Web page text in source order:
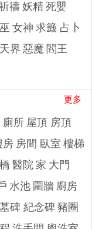
禱 妖精 死嬰
女神 求籤 占卜
天界 惡魔 閻王
更多
廁所 屋頂 房頂
房 房間 臥室 樓梯
橋 醫院 家 大門
水池 圍牆 廚房
墓碑 紀念碑 豬圈